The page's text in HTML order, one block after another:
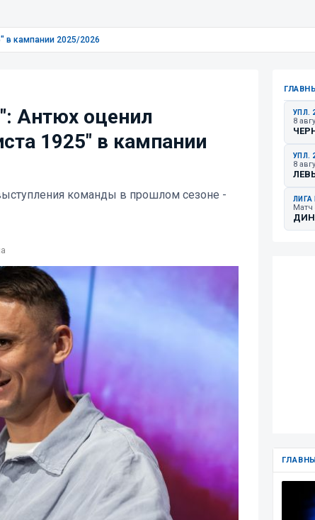
в кампании 2025/2026
Антюх оценил
1925" в кампании
команды в прошлом сезоне -
УПЛ.
8
УПЛ.
8
ЛИГА
Матч